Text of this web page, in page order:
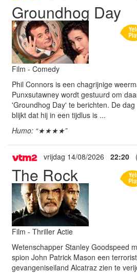
Groundhog Day
Film - Comedy
Phil Connors is een chagrijnige
Punxsutawney wordt gestuurd om
'Groundhog Day' te berichten. De
blijkt dat hij in een tijdlus is ...
Humo: “★★★★”
vrijdag 14/08/2026 22:20
The Rock
Film - Thriller Actie
Wetenschapper Stanley Goodspeed
spion John Patrick Mason een
gevangeniseiland Alcatraz zien te